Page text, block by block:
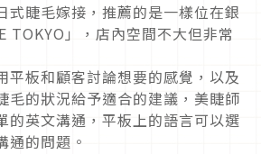
式睫毛嫁接，推薦的是一樣位在銀
TOKYO」，店內空間不大但非常
平板和顧客討論想要的感覺，以及
毛的狀況給予適合的建議，美睫師
的英文溝通，平板上的語言可以選
通的問題。